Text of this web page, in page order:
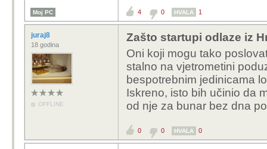
Moj PC 4 0 HVALA 1
juraj8
18 godina
OFFLINE
Zašto startupi odlaze iz
Oni koji mogu tako
stalno na vjetrometini
bespotrebnim jedinicama
Iskreno, isto bih učinio da
od nje za bunar bez dna
0 0 HVALA 0